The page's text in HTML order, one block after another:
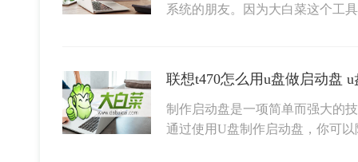
系统的朋友。因为大白菜这个工
联想t470怎么用u盘做启动盘
制作启动盘是一项简单而强大的
通过使用U盘制作启动盘，你可